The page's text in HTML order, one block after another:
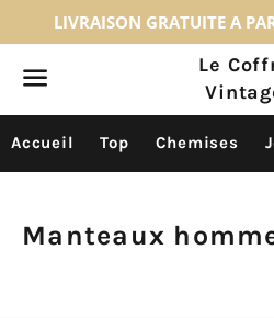
LIVRAISON GRATUITE A
Le
Accueil Top Chemises
Manteaux